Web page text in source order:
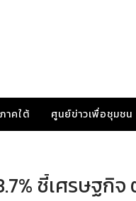
าคใต้ ศูนย์ข่าวเพื่อชุมชน
ชี้เศรษฐ